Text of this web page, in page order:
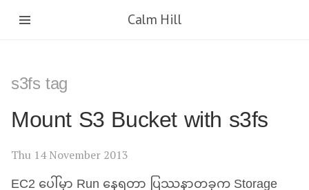
Calm Hill
s3fs tag
Mount S3 Bucket with s3fs
Thu 14 November 2013